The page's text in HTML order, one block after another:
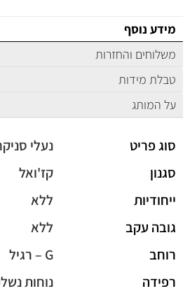
מידע נוסף
משלוחים והחזרות
טבלת מידות
על המותג
סוג פריט
נעלי
סגנון
קז'ואל
ייחודיות
ללא
גובה עקב
ללא
רוחב
G – רגיל
רפידה
נוחות